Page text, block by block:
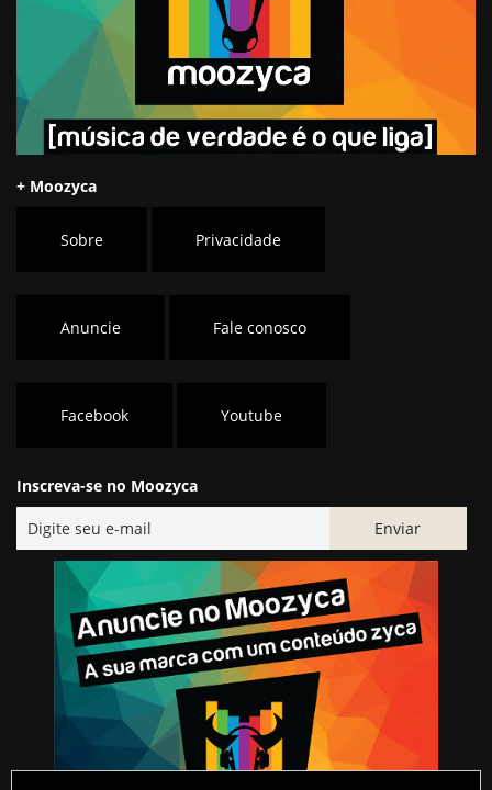
+ Moozyca
Sobre Privacidade
Anuncie Fale conosco
Facebook Youtube
Inscreva-se no Moozyca